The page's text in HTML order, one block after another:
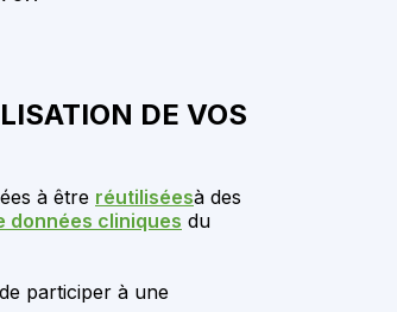
DE VOS
à être réutiliséesà des
données cliniques du
participer à une